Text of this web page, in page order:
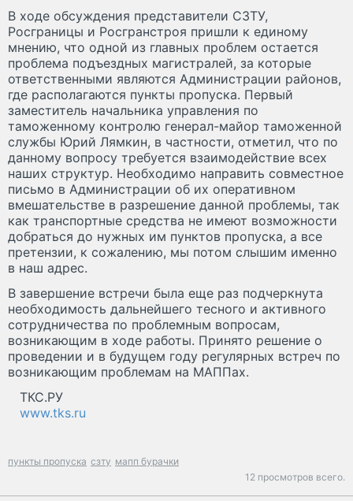
В ходе обсуждения представители СЗТУ,
Росграницы и Росгранстроя пришли к единому
мнению, что одной из главных проблем остается
проблема подъездных магистралей, за которые
ответственными являются Администрации районов,
где располагаются пункты пропуска. Первый
заместитель начальника управления по
таможенному контролю генерал-майор таможенной
службы Юрий Лямкин, в частности, отметил, что по
данному вопросу требуется взаимодействие всех
наших структур. Необходимо направить совместное
письмо в Администрации об их оперативном
вмешательстве в разрешение данной проблемы, так
как транспортные средства не имеют возможности
добраться до нужных им пунктов пропуска, а все
претензии, к сожалению, мы потом слышим именно
в наш адрес.
В завершение встречи была еще раз подчеркнута
необходимость дальнейшего тесного и активного
сотрудничества по проблемным вопросам,
возникающим в ходе работы. Принято решение о
проведении и в будущем году регулярных встреч по
возникающим проблемам на МАППах.
ТКС.РУ
www.tks.ru
пункты пропуска сзту мапп бурачки
12 просмотров всего.